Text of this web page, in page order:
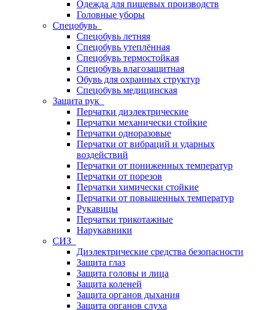
Одежда для пищевых производств
Головные уборы
Спецобувь
Спецобувь летняя
Спецобувь утеплённая
Спецобувь термостойкая
Спецобувь влагозащитная
Обувь для охранных структур
Спецобувь медицинская
Защита рук
Перчатки диэлектрические
Перчатки механически стойкие
Перчатки одноразовые
Перчатки от вибраций и ударных
воздействий
Перчатки от пониженных температур
Перчатки от порезов
Перчатки химически стойкие
Перчатки от повышенных температур
Рукавицы
Перчатки трикотажные
Нарукавники
СИЗ
Диэлектрические средства безопасности
Защита глаз
Защита головы и лица
Защита коленей
Защита органов дыхания
Защита органов слуха